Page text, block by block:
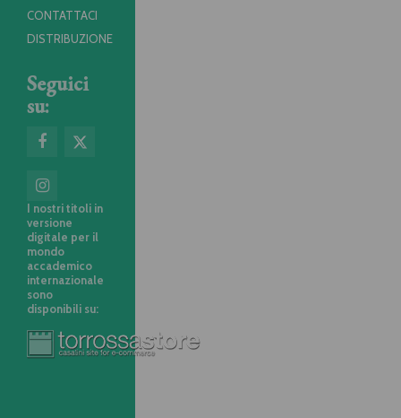
CONTATTACI
DISTRIBUZIONE
Seguici
su:
I nostri titoli in
versione
digitale per il
mondo
accademico
internazionale
sono
disponibili su: